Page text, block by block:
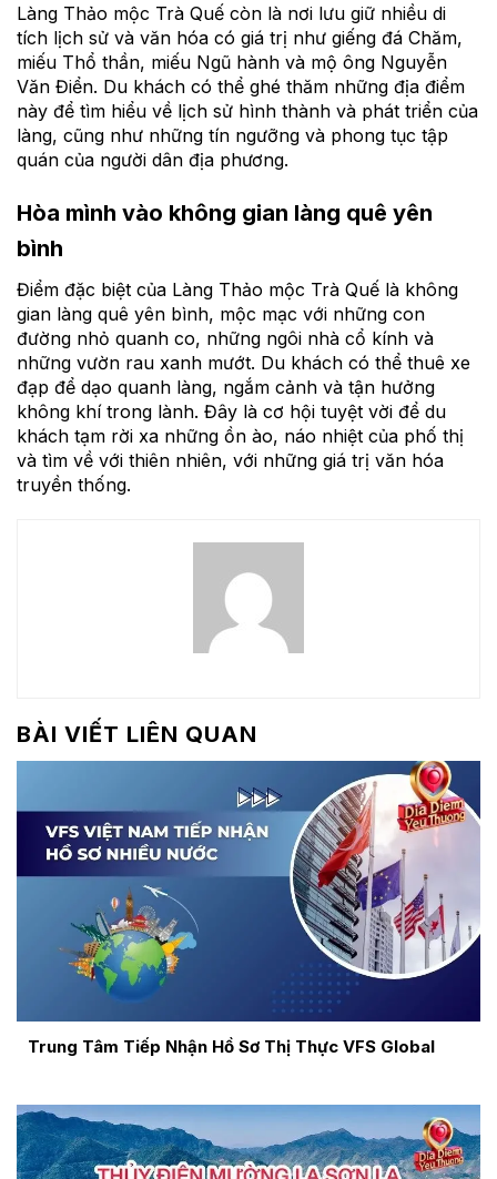
Làng Thảo mộc Trà Quế còn là nơi lưu giữ nhiều di
tích lịch sử và văn hóa có giá trị như giếng đá Chăm,
miếu Thổ thần, miếu Ngũ hành và mộ ông Nguyễn
Văn Điển. Du khách có thể ghé thăm những địa điểm
này để tìm hiểu về lịch sử hình thành và phát triển của
làng, cũng như những tín ngưỡng và phong tục tập
quán của người dân địa phương.
Hòa mình vào không gian làng quê yên
bình
Điểm đặc biệt của Làng Thảo mộc Trà Quế là không
gian làng quê yên bình, mộc mạc với những con
đường nhỏ quanh co, những ngôi nhà cổ kính và
những vườn rau xanh mướt. Du khách có thể thuê xe
đạp để dạo quanh làng, ngắm cảnh và tận hưởng
không khí trong lành. Đây là cơ hội tuyệt vời để du
khách tạm rời xa những ồn ào, náo nhiệt của phố thị
và tìm về với thiên nhiên, với những giá trị văn hóa
truyền thống.
BÀI VIẾT LIÊN QUAN
Trung Tâm Tiếp Nhận Hồ Sơ Thị Thực VFS Global